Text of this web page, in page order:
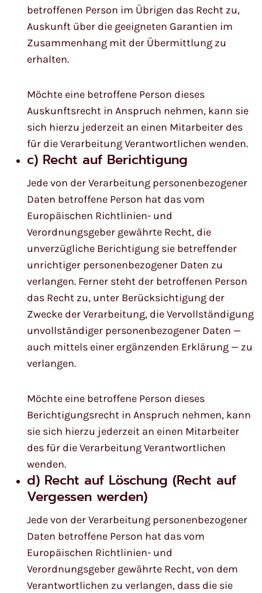
betroffenen Person im Übrigen das Recht zu,
Auskunft über die geeigneten Garantien im
Zusammenhang mit der Übermittlung zu
erhalten.
Möchte eine betroffene Person dieses
Auskunftsrecht in Anspruch nehmen, kann sie
sich hierzu jederzeit an einen Mitarbeiter des
für die Verarbeitung Verantwortlichen wenden.
c) Recht auf Berichtigung
Jede von der Verarbeitung personenbezogener
Daten betroffene Person hat das vom
Europäischen Richtlinien- und
Verordnungsgeber gewährte Recht, die
unverzügliche Berichtigung sie betreffender
unrichtiger personenbezogener Daten zu
verlangen. Ferner steht der betroffenen Person
das Recht zu, unter Berücksichtigung der
Zwecke der Verarbeitung, die Vervollständigung
unvollständiger personenbezogener Daten —
auch mittels einer ergänzenden Erklärung — zu
verlangen.
Möchte eine betroffene Person dieses
Berichtigungsrecht in Anspruch nehmen, kann
sie sich hierzu jederzeit an einen Mitarbeiter
des für die Verarbeitung Verantwortlichen
wenden.
d) Recht auf Löschung (Recht auf
Vergessen werden)
Jede von der Verarbeitung personenbezogener
Daten betroffene Person hat das vom
Europäischen Richtlinien- und
Verordnungsgeber gewährte Recht, von dem
Verantwortlichen zu verlangen, dass die sie